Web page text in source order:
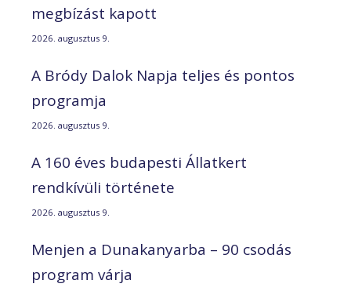
megbízást kapott
2026. augusztus 9.
A Bródy Dalok Napja teljes és pontos
programja
2026. augusztus 9.
A 160 éves budapesti Állatkert
rendkívüli története
2026. augusztus 9.
Menjen a Dunakanyarba – 90 csodás
program várja